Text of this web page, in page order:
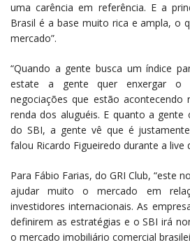
uma carência em referência. E a
Brasil é a base muito rica e ampla, o
mercado”.
“Quando a gente busca um índice
estate a gente quer enxergar o
negociações que estão
renda dos aluguéis. E quanto a
do SBI, a gente vê que é
falou Ricardo Figueiredo durante a live
Para Fábio Farias, do GRI Club, “este
ajudar muito o mercado em
investidores internacionais. As
definirem as estratégias e o SBI irá
o mercado imobiliário comercial